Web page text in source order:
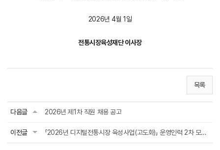
2026년 4월 1일
전통시장육성재단 이사장
목록
다음글 2026년 제1차 직원 채용 공고
이전글 「2026년 디지털전통시장 육성사업(고도화)」 운영인력 2차 모집공고